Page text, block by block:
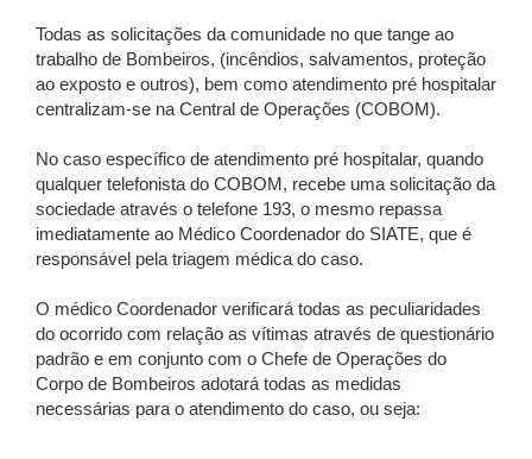
Todas as solicitações da comunidade no que tange ao
trabalho de Bombeiros, (incêndios, salvamentos, proteção
ao exposto e outros), bem como atendimento pré hospitalar
centralizam-se na Central de Operações (COBOM).
No caso específico de atendimento pré hospitalar, quando
qualquer telefonista do COBOM, recebe uma solicitação da
sociedade através o telefone 193, o mesmo repassa
imediatamente ao Médico Coordenador do SIATE, que é
responsável pela triagem médica do caso.
O médico Coordenador verificará todas as peculiaridades
do ocorrido com relação as vítimas através de questionário
padrão e em conjunto com o Chefe de Operações do
Corpo de Bombeiros adotará todas as medidas
necessárias para o atendimento do caso, ou seja: